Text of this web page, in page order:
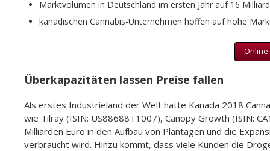
Marktvolumen in Deutschland im ersten Jahr auf 16
kanadischen Cannabis-Unternehmen hoffen auf hohe
Überkapazitäten lassen Preise fallen
Als erstes Industrieland der Welt hatte Kanada 2018
wie Tilray (ISIN: US88688T1007), Canopy Growth (ISIN:
Milliarden Euro in den Aufbau von Plantagen und die
verbraucht wird. Hinzu kommt, dass viele Kunden die